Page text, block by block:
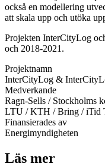
också en modellering
att skala upp och utöka
Projekten InterCityLog
och 2018-2021.
Projektnamn
InterCityLog &
Medverkande
Ragn-Sells / Stockholms
LTU / KTH / Bring / iTid
Finansierades av
Energimyndigheten
Läs mer